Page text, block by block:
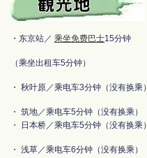
・东京站／ 乘坐免费巴士15分钟
（乘坐出租车5分钟）
・ 秋叶原／乘电车3分钟（没有换乘）
・ 筑地／乘电车5分钟（没有换乘）
・ 日本桥／乘电车5分钟（没有换乘）
・ 浅草／乘电车6分钟（没有换乘）